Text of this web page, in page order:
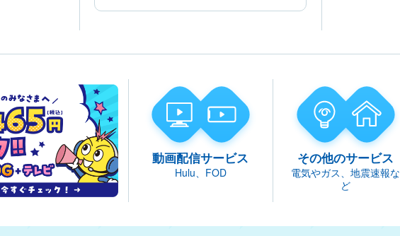
動画配信サービス
Hulu、FOD
その他のサービス
電気やガス、地震速報な
ど